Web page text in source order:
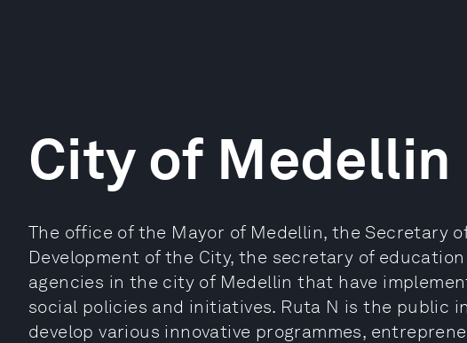
City of Medellin
The office of the Mayor of Medellin, the Secretary
Development of the City, the secretary of
agencies in the city of Medellin that have
social policies and initiatives. Ruta N is the public
develop various innovative programmes,